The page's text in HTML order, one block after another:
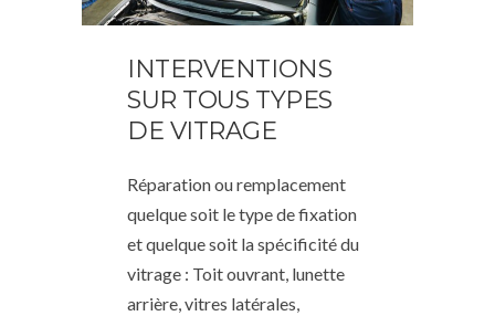
INTERVENTIONS
SUR TOUS TYPES
DE VITRAGE
Réparation ou remplacement
quelque soit le type de fixation
et quelque soit la spécificité du
vitrage : Toit ouvrant, lunette
arrière, vitres latérales,